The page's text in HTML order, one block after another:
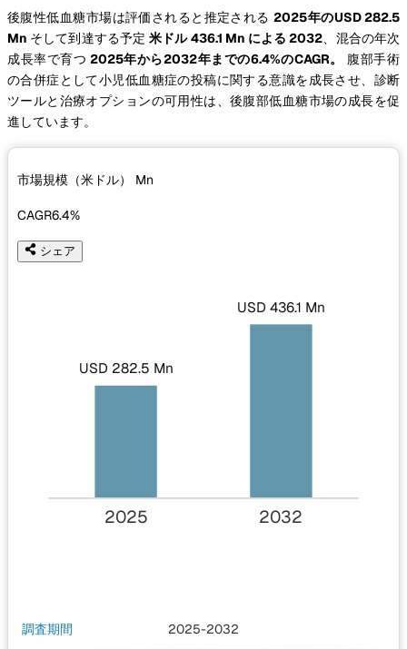
後腹性低血糖市場は評価されると推定される2025年のUSD 282.5
Mn そして到達する予定米ドル 436.1 Mn による 2032、混合の年次
成長率で育つ 2025年から2032年までの6.4%のCAGR。
腹部手術
の合併症として小児低血糖症の投稿に関する意識を成長させ、診断
ツールと治療オプションの可用性は、後腹部低血糖市場の成長を促
進しています。
市場規模（米ドル） Mn
CAGR6.4%
シェア
USD 282.5 Mn
USD 436.1 Mn
2025 2032
調査期間 2025-2032